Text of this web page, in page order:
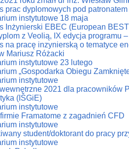
prac dyplomowych pod
instytutowe 18 maja
Inżynierski EBEC (European
z Veolią, IX edycja programu
na pracę inzynierską o tematyce
Mariusz Różacki
instytutowe 23 lutego
„Gospodarka Obiegu
instytutowe
2021 dla pracowników
(IŚGiE)
instytutowe
Framatome z zagadnień CFD
instytutowe
student/doktorant do pracy
instytutowe